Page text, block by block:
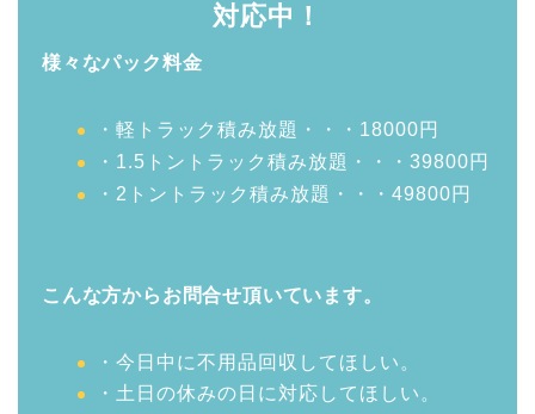
対応中！
様々なパック料金
・軽トラック積み放題・・・18000円
・1.5トントラック積み放題・・・39800円
・2トントラック積み放題・・・49800円
こんな方からお問合せ頂いています。
・今日中に不用品回収してほしい。
・土日の休みの日に対応してほしい。